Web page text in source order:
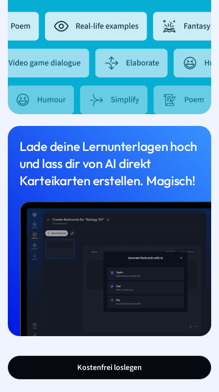
Lade deine Lernunterlagen hoch
und lass dir von AI direkt
Karteikarten erstellen. Magisch!
Kostenfrei loslegen